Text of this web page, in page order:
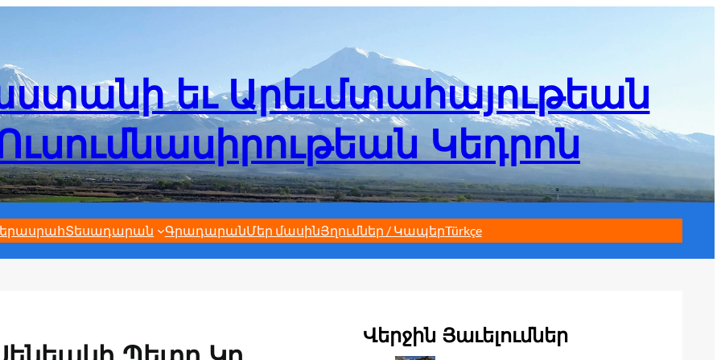
եւ Արեւմտահայութեան
Կեդրոն
Տեսադարան ԳրադարանՄեր մասինՅղումներ / ԿապերTürkçe
Վերջին Յաւելումներ